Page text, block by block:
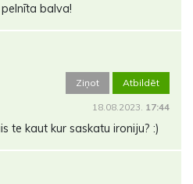
balva!
Ziņot Atbildēt
18.08.2023. 17:44
te kaut kur saskatu ironiju? :)